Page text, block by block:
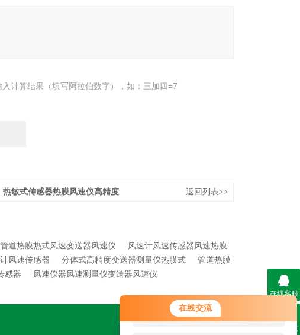
在线交流
您好！欢迎前来咨询，很高兴为您
服务，请问您要咨询什么问题呢？
入计算结果（填写阿拉伯数字），如：三加四=7
热敏式传感器热膜风速仪高精度 返回列表>>
管道热膜热式风速变送器风速仪
风速计风速传感器风速热膜
风速传感器 分体式高精度变送器测量仪热膜式
管道热膜
感器 风速仪器风速测量仪变送器风速仪
在线客服
联系方式